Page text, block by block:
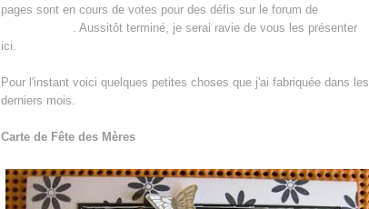
pages sont en cours de votes pour des défis sur le forum de
. Aussitôt terminé, je serai ravie de vous les présenter
ici.
Pour l'instant voici quelques petites choses que j'ai fabriquée dans les
derniers mois.
Carte de Fête des Mères